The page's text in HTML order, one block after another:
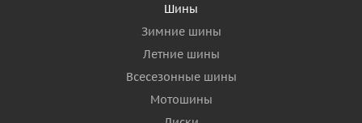
Шины
Зимние шины
Летние шины
Всесезонные шины
Мотошины